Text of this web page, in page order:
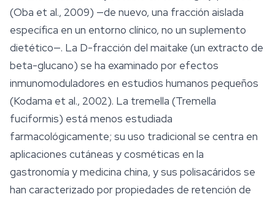
(Oba et al., 2009) —de nuevo, una fracción aislada
específica en un entorno clínico, no un suplemento
dietético—. La D-fracción del maitake (un extracto de
beta-glucano) se ha examinado por efectos
inmunomoduladores en estudios humanos pequeños
(Kodama et al., 2002). La tremella (Tremella
fuciformis) está menos estudiada
farmacológicamente; su uso tradicional se centra en
aplicaciones cutáneas y cosméticas en la
gastronomía y medicina china, y sus polisacáridos se
han caracterizado por propiedades de retención de